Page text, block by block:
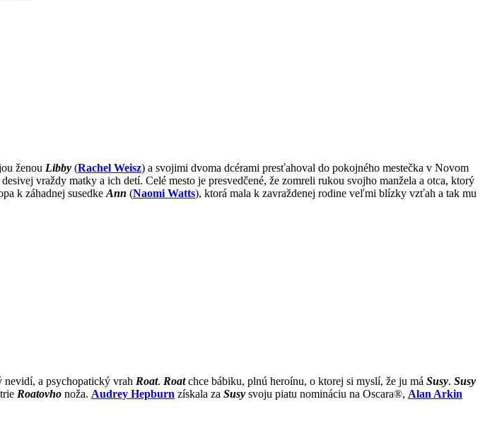
ženou Libby (Rachel Weisz) a svojimi dvoma dcérami presťahoval do pokojného mestečka v Novom
vraždy matky a ich detí. Celé mesto je presvedčené, že zomreli rukou svojho manžela a otca, ktorý
k záhadnej susedke Ann (Naomi Watts), ktorá mala k zavraždenej rodine veľmi blízky vzťah a tak mu
nevidí, a psychopatický vrah Roat. Roatchce bábiku, plnú heroínu, o ktorej si myslí, že ju má Susy. Susy
Roatovho noža. Audrey Hepburn získala za Susy svoju piatu nomináciu na Oscara®, Alan Arkin